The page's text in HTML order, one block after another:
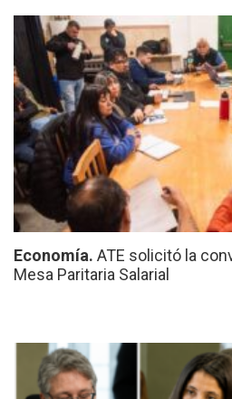
Economía. ATE solicitó la
Mesa Paritaria Salarial